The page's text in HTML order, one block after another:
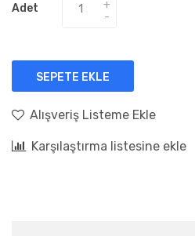
Adet
SEPETE EKLE
Alışveriş Listeme Ekle
Karşılaştırma listesine ekle